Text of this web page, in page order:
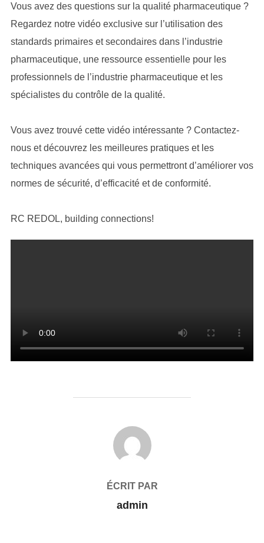
Vous avez des questions sur la qualité pharmaceutique ?
Regardez notre vidéo exclusive sur l’utilisation des
standards primaires et secondaires dans l’industrie
pharmaceutique, une ressource essentielle pour les
professionnels de l’industrie pharmaceutique et les
spécialistes du contrôle de la qualité.
Vous avez trouvé cette vidéo intéressante ? Contactez-
nous et découvrez les meilleures pratiques et les
techniques avancées qui vous permettront d’améliorer vos
normes de sécurité, d’efficacité et de conformité.
RC REDOL, building connections!
AUTEUR DE LA PUBLICATION
ÉCRIT PAR
admin